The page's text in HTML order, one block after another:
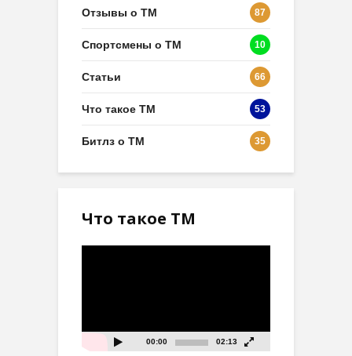
Отзывы о ТМ 87
Спортсмены о ТМ 10
Статьи 66
Что такое ТМ 53
Битлз о ТМ 35
Что такое ТМ
00:00 02:13